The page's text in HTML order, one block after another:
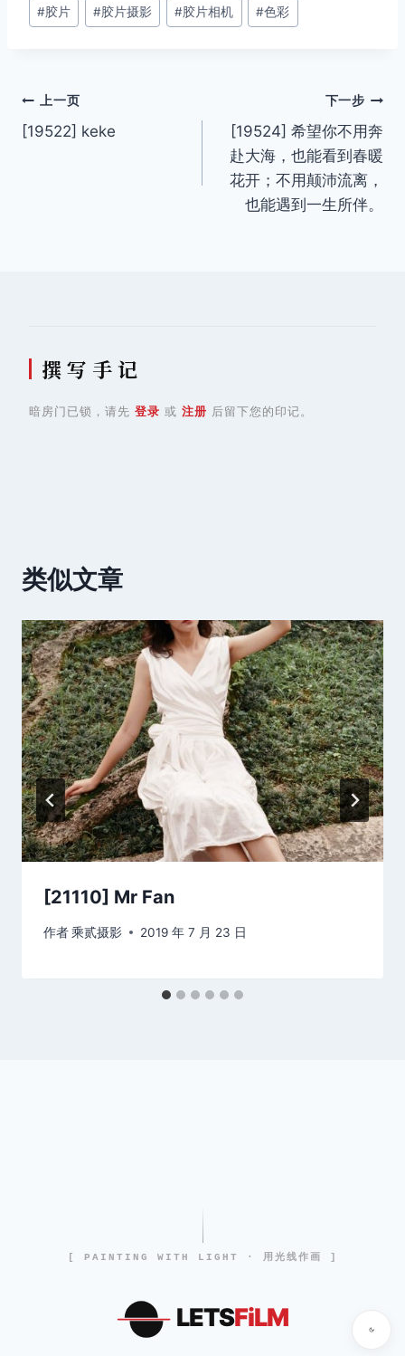
标
#胶片 #胶片摄影 #胶片相机 #色彩
文
章
上一页
[19522] keke
下一步
[19524] 希望你不用奔
赴大海，也能看到春暖
花开；不用颠沛流离，
也能遇到一生所伴。
撰 写 手 记
暗房门已锁，请先 登录 或 注册 后留下您的印记。
类似文章
[21110] Mr Fan
作者乘贰摄影 2019 年 7 月 23 日
[ PAINTING WITH LIGHT · 用光线作画 ]
LETSFiLM